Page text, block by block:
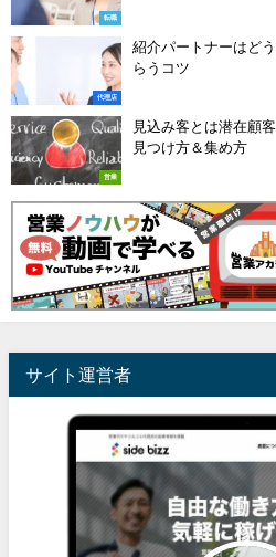
転職
代理店
紹介パートナーはど
らうコツ
営業
見込み客とは潜在顧
見つけ方＆集め方
サイト運営者